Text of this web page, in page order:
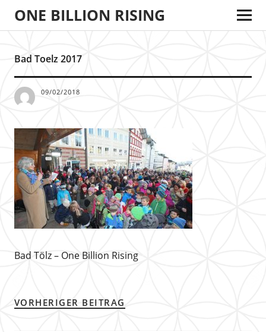
ONE BILLION RISING
Bad Toelz 2017
09/02/2018
Bad Tölz – One Billion Rising
VORHERIGER BEITRAG